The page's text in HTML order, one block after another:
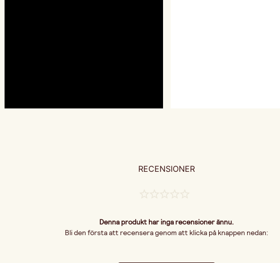
RECENSIONER
Denna produkt har inga recensioner ännu.
Bli den första att recensera genom att klicka på knappen nedan: